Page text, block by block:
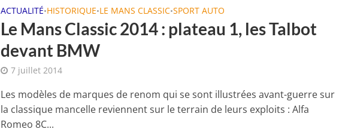
ACTUALITÉ•HISTORIQUE•LE MANS CLASSIC•SPORT AUTO
Le Mans Classic 2014 : plateau 1, les Talbot
devant BMW
7 juillet 2014
Les modèles de marques de renom qui se sont illustrées avant-guerre sur
la classique mancelle reviennent sur le terrain de leurs exploits : Alfa
Romeo 8C...